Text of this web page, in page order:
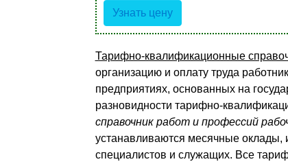
Узнать цену
Тарифно-квалификационные
организацию и оплату труда
предприятиях, основанных на
разновидности тарифно-
справочник работ и профессий
устанавливаются месячные оклады,
специалистов и служащих. Все